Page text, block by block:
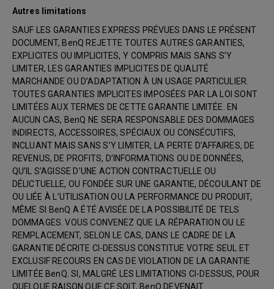
Autres limitations
SAUF LES GARANTIES EXPRESS PRÉVUES DANS LE PRÉSENT
DOCUMENT, BenQ REJETTE TOUTES AUTRES GARANTIES,
EXPLICITES OU IMPLICITES, Y COMPRIS MAIS SANS S’Y
LIMITER, LES GARANTIES IMPLICITES DE QUALITÉ
MARCHANDE OU D’ADAPTATION À UN USAGE PARTICULIER.
TOUTES GARANTIES IMPLICITES IMPOSÉES PAR LA LOI SONT
LIMITÉES AUX TERMES DE CETTE GARANTIE LIMITÉE. EN
AUCUN CAS, BenQ NE SERA RESPONSABLE DES DOMMAGES
INDIRECTS, ACCESSOIRES, SPÉCIAUX OU CONSÉCUTIFS,
INCLUANT MAIS SANS S’Y LIMITER, LA PERTE D’AFFAIRES, DE
REVENUS, DE PROFITS, D’INFORMATIONS OU DE DONNÉES,
QU’IL S’AGISSE D’UNE ACTION CONTRACTUELLE OU
DÉLICTUELLE, OU FONDÉE SUR UNE GARANTIE, DÉCOULANT DE
OU LIÉE À L’UTILISATION OU LA PERFORMANCE DU PRODUIT,
MÊME SI BenQ A ÉTÉ AVISÉE DE LA POSSIBILITÉ DE TELS
DOMMAGES. VOUS CONVENEZ QUE LA RÉPARATION OU LE
REMPLACEMENT, SELON LE CAS, DANS LE CADRE DE LA
GARANTIE DÉCRITE CI-DESSUS CONSTITUE VOTRE SEUL ET
EXCLUSIF RECOURS EN CAS DE VIOLATION DE LA GARANTIE
LIMITÉE BenQ. SI, MALGRÉ LES LIMITATIONS CI-DESSUS, POUR
QUELQUE RAISON QUE CE SOIT, BenQ DEVENAIT